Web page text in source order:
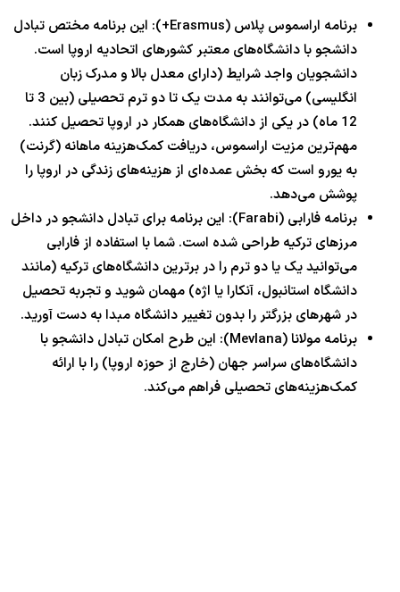
برنامه اراسموس پلاس (Erasmus+): این برنامه مختص تبادل
دانشجو با دانشگاه‌های معتبر کشورهای اتحادیه اروپا است.
دانشجویان واجد شرایط (دارای معدل بالا و مدرک زبان
انگلیسی) می‌توانند به مدت یک تا دو ترم تحصیلی (بین 3 تا
12 ماه) در یکی از دانشگاه‌های همکار در اروپا تحصیل کنند.
مهم‌ترین مزیت اراسموس، دریافت کمک‌هزینه ماهانه (گرنت)
به یورو است که بخش عمده‌ای از هزینه‌های زندگی در اروپا را
پوشش می‌دهد.
برنامه فارابی (Farabi): این برنامه برای تبادل دانشجو در داخل
مرزهای ترکیه طراحی شده است. شما با استفاده از فارابی
می‌توانید یک یا دو ترم را در برترین دانشگاه‌های ترکیه (مانند
دانشگاه استانبول، آنکارا یا اژه) مهمان شوید و تجربه تحصیل
در شهرهای بزرگتر را بدون تغییر دانشگاه مبدا به دست آورید.
برنامه مولانا (Mevlana): این طرح امکان تبادل دانشجو با
دانشگاه‌های سراسر جهان (خارج از حوزه اروپا) را با ارائه
کمک‌هزینه‌های تحصیلی فراهم می‌کند.